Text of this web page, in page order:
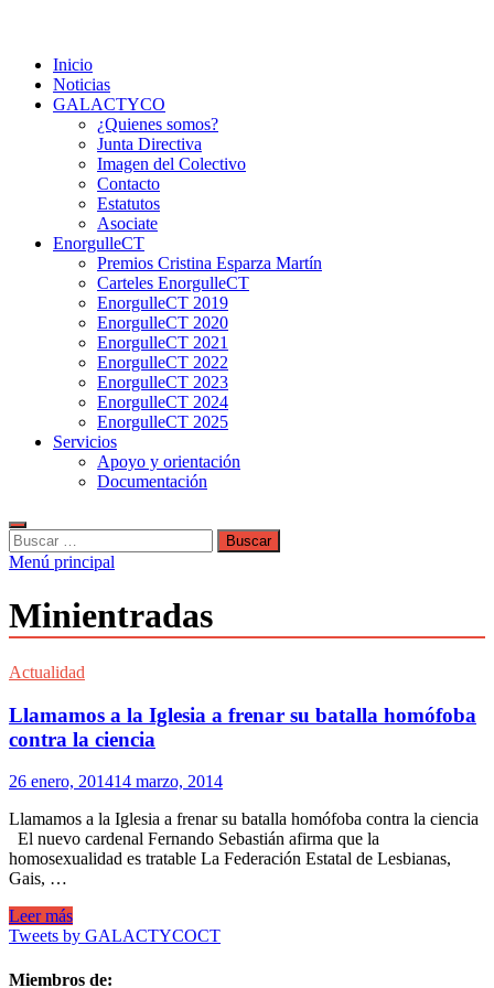
contenido
Cartagena Y COmarca "Colectivo GALACTYCO"
Inicio
Noticias
GALACTYCO
¿Quienes somos?
Junta Directiva
Imagen del Colectivo
Contacto
Estatutos
Asociate
EnorgulleCT
Premios Cristina Esparza Martín
Carteles EnorgulleCT
EnorgulleCT 2019
EnorgulleCT 2020
EnorgulleCT 2021
EnorgulleCT 2022
EnorgulleCT 2023
EnorgulleCT 2024
EnorgulleCT 2025
Servicios
Apoyo y orientación
Documentación
Buscar:
Menú principal
Minientradas
Actualidad
Llamamos a la Iglesia a frenar su batalla homófoba
contra la ciencia
26 enero, 201414 marzo, 2014
Llamamos a la Iglesia a frenar su batalla homófoba contra la ciencia
El nuevo cardenal Fernando Sebastián afirma que la
homosexualidad es tratable La Federación Estatal de Lesbianas,
Gais, …
Llamamos
a
Iglesia
Leer más
Tweets by GALACTYCOCT
Miembros de: